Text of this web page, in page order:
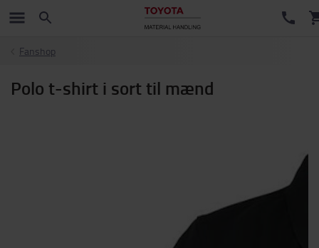
Fanshop
Polo t-shirt i sort til mænd